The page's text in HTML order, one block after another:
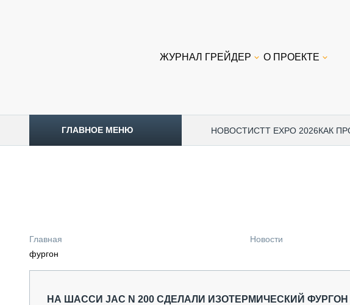
ЖУРНАЛ ГРЕЙДЕР О ПРОЕКТЕ
ГЛАВНОЕ МЕНЮ НОВОСТИCTT EXPO 2026КАК
ГРУЗОПЕРЕВОЗКИ
БЛИЖАЙШИЕ
Главная Новости
фургон
НА ШАССИ JAC N 200 СДЕЛАЛИ ИЗОТЕРМИЧЕСКИЙ ФУРГОН